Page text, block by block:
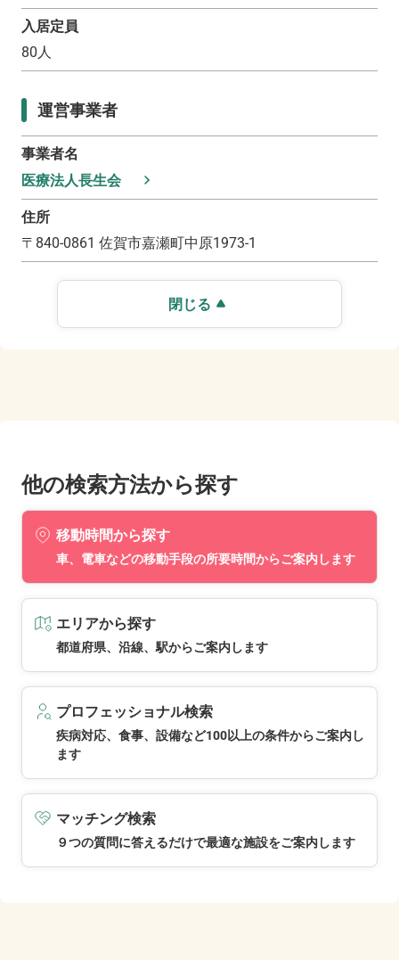
入居定員
80人
運営事業者
事業者名
医療法人長生会
住所
〒 840-0861 佐賀市嘉瀬町中原1973-1
閉じる
他の検索方法から探す
移動時間から探す
車、電車などの移動手段の所要時間からご案内します
エリアから探す
都道府県、沿線、駅からご案内します
プロフェッショナル検索
疾病対応、食事、設備など100以上の条件からご案内し
ます
マッチング検索
９つの質問に答えるだけで最適な施設をご案内します